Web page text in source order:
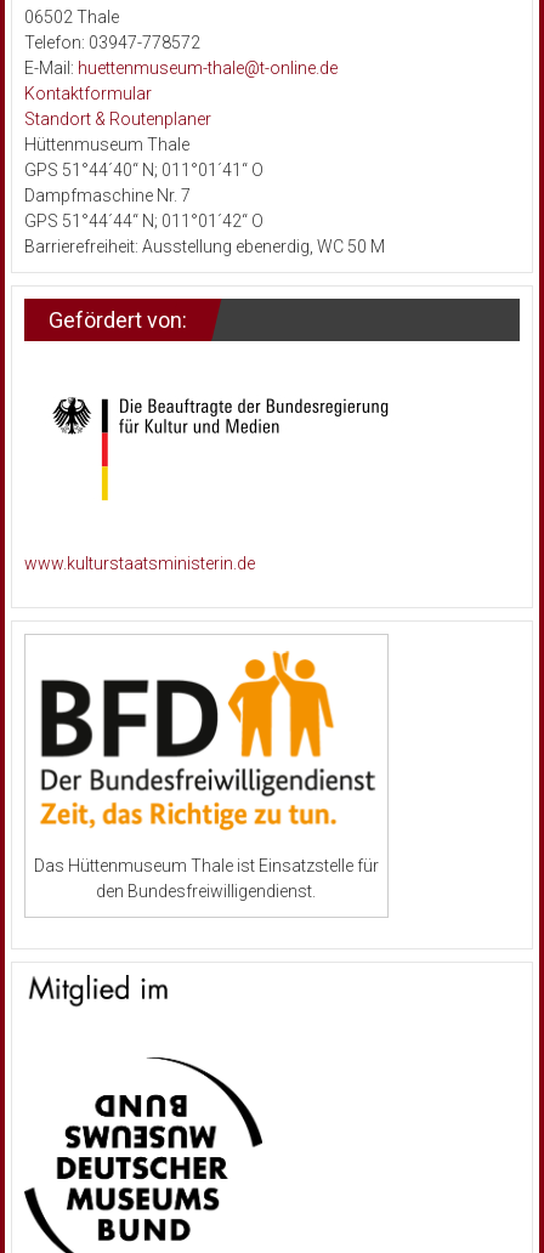
06502 Thale
Telefon: 03947-778572
E-Mail: huettenmuseum-thale@t-online.de
Kontaktformular
Standort & Routenplaner
Hüttenmuseum Thale
GPS 51°44´40“ N; 011°01´41“ O
Dampfmaschine Nr. 7
GPS 51°44´44“ N; 011°01´42“ O
Barrierefreiheit: Ausstellung ebenerdig, WC 50 M
Gefördert von:
www.kulturstaatsministerin.de
Das Hüttenmuseum Thale ist Einsatzstelle für
den Bundesfreiwilligendienst.